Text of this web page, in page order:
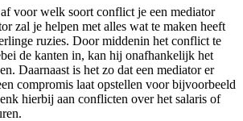
voor welk soort conflict je een mediator
zal je helpen met alles wat te maken heeft
ruzies. Door middenin het conflict te
de kanten in, kan hij onafhankelijk het
Daarnaast is het zo dat een mediator er
compromis laat opstellen voor bijvoorbeeld
hierbij aan conflicten over het salaris of